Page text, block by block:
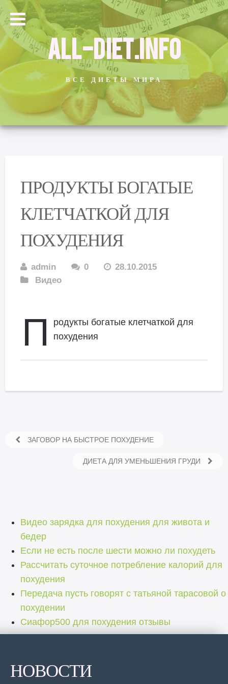
ALL-DIET.INFO
ВСЕ ДИЕТЫ МИРА
ПРОДУКТЫ БОГАТЫЕ
КЛЕТЧАТКОЙ ДЛЯ
ПОХУДЕНИЯ
admin 0
28.10.2015
Видео
П
родукты богатые клетчаткой для
похудения
ЗАГОВОР НА БЫСТРОЕ ПОХУДЕНИЕ
ДИЕТА ДЛЯ УМЕНЬШЕНИЯ ГРУДИ
Видео зарядка для похудения для живота и
бедер
Если не есть после шести можно ли похудеть
Рассчитать суточное потребление калорий для
похудения
Передача пусть говорят с татьяной тарасовой о
похудении
Сиафор500 для похудения отзывы
НОВОСТИ